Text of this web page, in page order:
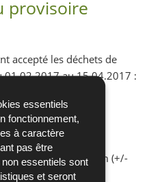
essentiels
fonctionnement,
à caractère
pas être
essentiels sont
et seront
provisoire
accepté les déchets de
au 15.04.2017 :
lieux de production
ont été collectés
60.381,2 km (+/-
en moyenne